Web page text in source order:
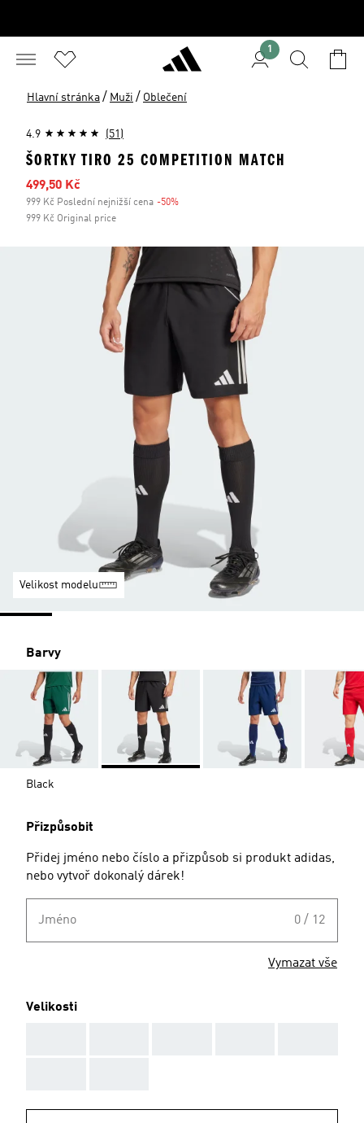
1
Hlavní stránka / Muži / Oblečení
4.9 (51)
ŠORTKY TIRO 25 COMPETITION MATCH
Zlevněná cena
499,50 Kč
999 Kč Poslední nejnižší cena -50%
999 Kč Original price
Velikost modelu
Barvy
Black
Přizpůsobit
Přidej jméno nebo číslo a přizpůsob si produkt adidas,
nebo vytvoř dokonalý dárek!
Jméno 0 / 12
Vymazat vše
Velikosti